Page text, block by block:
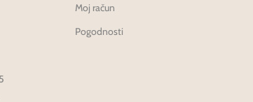
Moj račun
Pogodnosti